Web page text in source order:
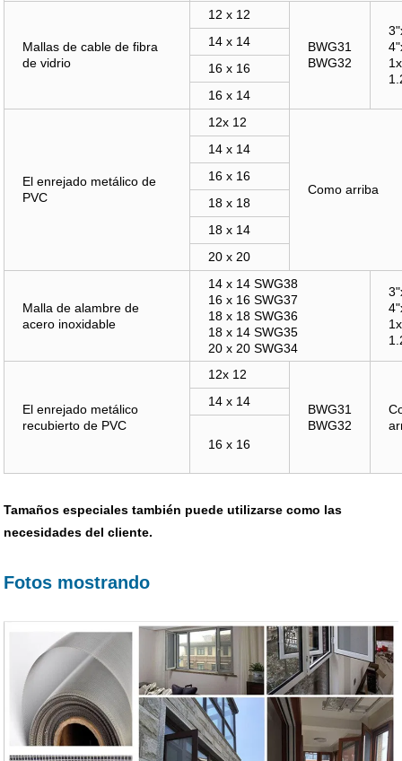
Mallas de cable de fibra
de vidrio
12 x 12
BWG31
BWG32
14 x 14
16 x 16
16 x 14
El enrejado metálico de
PVC
12x 12
Como arriba
14 x 14
16 x 16
18 x 18
18 x 14
20 x 20
Malla de alambre de
acero inoxidable
14 x 14 SWG38
16 x 16 SWG37
18 x 18 SWG36
18 x 14 SWG35
20 x 20 SWG34
El enrejado metálico
recubierto de PVC
12x 12
BWG31
BWG32
14 x 14
16 x 16
Tamaños especiales también puede utilizarse como las
necesidades del cliente.
Fotos mostrando